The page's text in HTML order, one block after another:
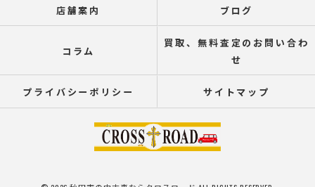
店舗案内 ブログ
コラム
買取、無料査定のお問い合わ
せ
プライバシーポリシー サイトマップ